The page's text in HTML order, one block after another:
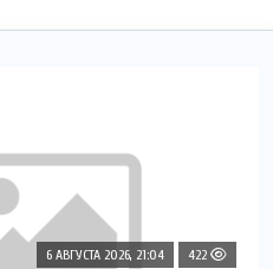
6 АВГУСТА 2026, 21:04 422